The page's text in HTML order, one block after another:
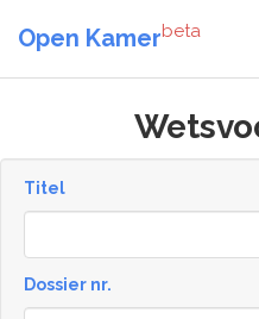
Open Kamerbeta
Titel
Dossier nr.